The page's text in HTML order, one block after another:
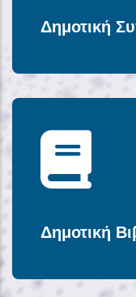
Δημοτική
Δημοτική